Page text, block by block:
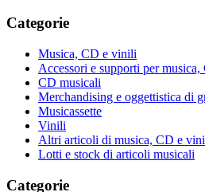
Categorie
Musica, CD e vinili
Accessori e supporti per
CD musicali
Merchandising e oggettistica di
Musicassette
Vinili
Altri articoli di musica, CD e
Lotti e stock di articoli musicali
Categorie